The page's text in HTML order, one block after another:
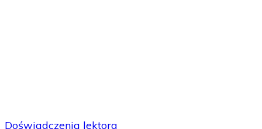
Doświadczenia lektora